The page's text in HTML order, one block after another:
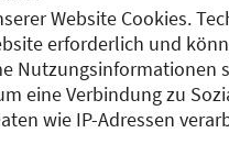
Website Cookies.
erforderlich und
Nutzungsinformationen
eine Verbindung zu
wie IP-Adressen